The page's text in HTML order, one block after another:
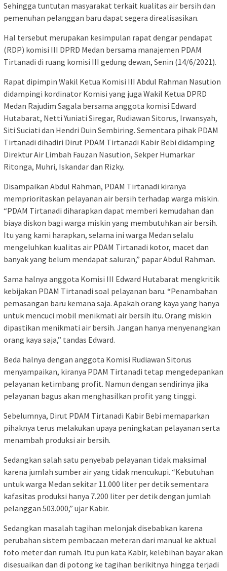
Sehingga tuntutan masyarakat terkait kualitas air bersih dan
pemenuhan pelanggan baru dapat segera direalisasikan.
Hal tersebut merupakan kesimpulan rapat dengar pendapat
(RDP) komisi III DPRD Medan bersama manajemen PDAM
Tirtanadi di ruang komisi III gedung dewan, Senin (14/6/2021).
Rapat dipimpin Wakil Ketua Komisi III Abdul Rahman Nasution
didampingi kordinator Komisi yang juga Wakil Ketua DPRD
Medan Rajudim Sagala bersama anggota komisi Edward
Hutabarat, Netti Yuniati Siregar, Rudiawan Sitorus, Irwansyah,
Siti Suciati dan Hendri Duin Sembiring. Sementara pihak PDAM
Tirtanadi dihadiri Dirut PDAM Tirtanadi Kabir Bebi didamping
Direktur Air Limbah Fauzan Nasution, Sekper Humarkar
Ritonga, Muhri, Iskandar dan Rizky.
Disampaikan Abdul Rahman, PDAM Tirtanadi kiranya
memprioritaskan pelayanan air bersih terhadap warga miskin.
“PDAM Tirtanadi diharapkan dapat memberi kemudahan dan
biaya diskon bagi warga miskin yang membutuhkan air bersih.
Itu yang kami harapkan, selama ini warga Medan selalu
mengeluhkan kualitas air PDAM Tirtanadi kotor, macet dan
banyak yang belum mendapat saluran,” papar Abdul Rahman.
Sama halnya anggota Komisi III Edward Hutabarat mengkritik
kebijakan PDAM Tirtanadi soal pelayanan baru. “Penambahan
pemasangan baru kemana saja. Apakah orang kaya yang hanya
untuk mencuci mobil menikmati air bersih itu. Orang miskin
dipastikan menikmati air bersih. Jangan hanya menyenangkan
orang kaya saja,” tandas Edward.
Beda halnya dengan anggota Komisi Rudiawan Sitorus
menyampaikan, kiranya PDAM Tirtanadi tetap mengedepankan
pelayanan ketimbang profit. Namun dengan sendirinya jika
pelayanan bagus akan menghasilkan profit yang tinggi.
Sebelumnya, Dirut PDAM Tirtanadi Kabir Bebi memaparkan
pihaknya terus melakukan upaya peningkatan pelayanan serta
menambah produksi air bersih.
Sedangkan salah satu penyebab pelayanan tidak maksimal
karena jumlah sumber air yang tidak mencukupi. “Kebutuhan
untuk warga Medan sekitar 11.000 liter per detik sementara
kafasitas produksi hanya 7.200 liter per detik dengan jumlah
pelanggan 503.000,” ujar Kabir.
Sedangkan masalah tagihan melonjak disebabkan karena
perubahan sistem pembacaan meteran dari manual ke aktual
foto meter dan rumah. Itu pun kata Kabir, kelebihan bayar akan
disesuaikan dan di potong ke tagihan berikitnya hingga terjadi